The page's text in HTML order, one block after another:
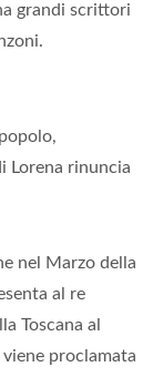
grandi scrittori
Lorena rinuncia
nel Marzo della
al re
Toscana al
proclamata